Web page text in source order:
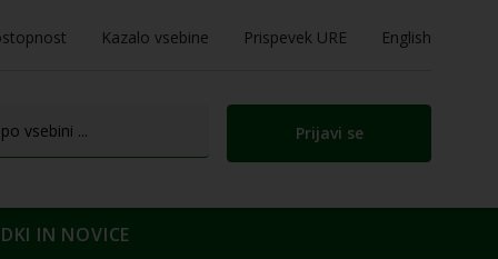
Kazalo vsebine Prispevek URE English
Prijavi se
IN NOVICE